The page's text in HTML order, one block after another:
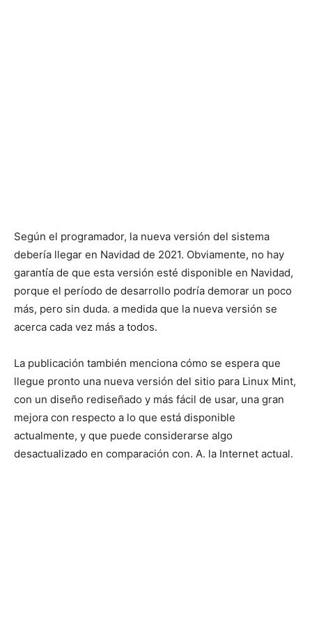
Según el programador, la nueva versión del sistema
debería llegar en Navidad de 2021. Obviamente, no hay
garantía de que esta versión esté disponible en Navidad,
porque el período de desarrollo podría demorar un poco
más, pero sin duda. a medida que la nueva versión se
acerca cada vez más a todos.
La publicación también menciona cómo se espera que
llegue pronto una nueva versión del sitio para Linux Mint,
con un diseño rediseñado y más fácil de usar, una gran
mejora con respecto a lo que está disponible
actualmente, y que puede considerarse algo
desactualizado en comparación con. A. la Internet actual.